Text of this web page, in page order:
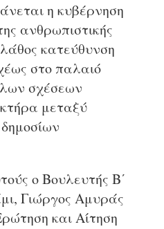
η κυβέρνηση
ανθρωπιστικής
λάθος κατεύθυνση
στο παλαιό
σχέσεων
μεταξύ
ο Βουλευτής Β΄
Γιώργος Αμυράς
και Αίτηση